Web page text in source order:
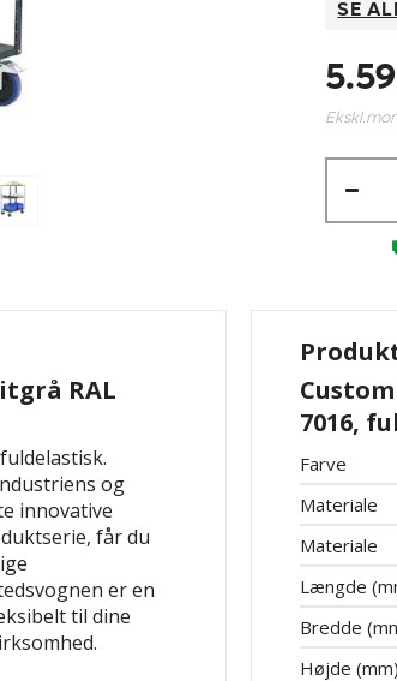
SE
RAL
og
innovative
får du
er en
til dine
7016,
Farve
Materiale
Materiale
Længde
Bredde
Højde (mm)